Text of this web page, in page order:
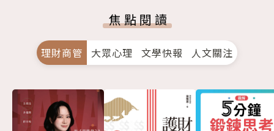
焦點閱讀
理財商管 大眾心理 文學快報 人文關注